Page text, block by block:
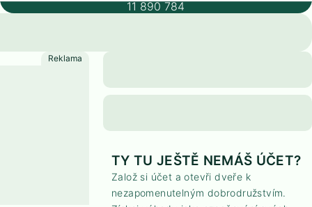
11 890 784
TY TU JEŠTĚ NEMÁŠ ÚČET?
Založ si účet a otevři dveře k
nezapomenutelným dobrodružstvím.